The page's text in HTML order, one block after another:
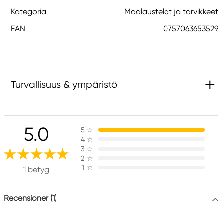
Kategoria
Maalaustelat ja tarvikkeet
EAN
0757063653529
Turvallisuus & ympäristö
Vastuullinen EU
Catalyst
FILA S.p.A Via XXV
Aprile 5
20016 Pero (MI) Italy
5.0
1 betyg
5 ☆
4 ☆
3 ☆
2 ☆
1 ☆
Recensioner (1)